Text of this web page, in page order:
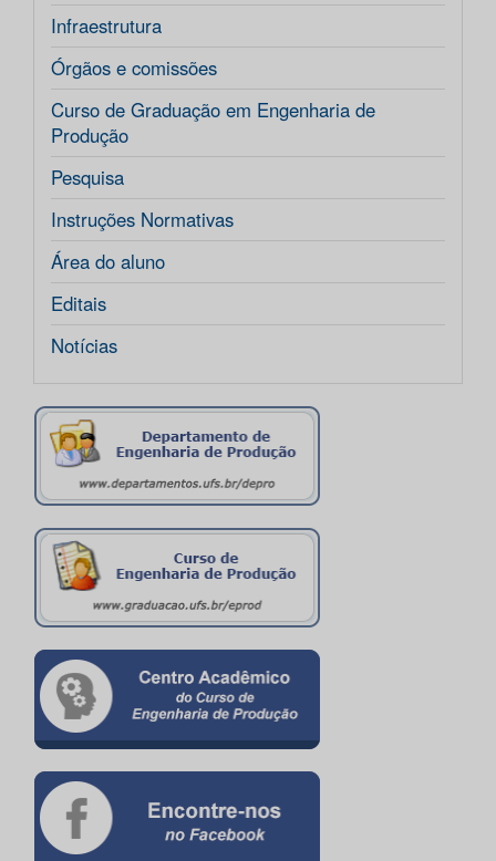
Infraestrutura
Órgãos e comissões
Curso de Graduação em Engenharia de
Produção
Pesquisa
Instruções Normativas
Área do aluno
Editais
Notícias